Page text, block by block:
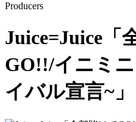
Producers
Juice=Juice「
GO!!/イニミ
イバル宣言~」